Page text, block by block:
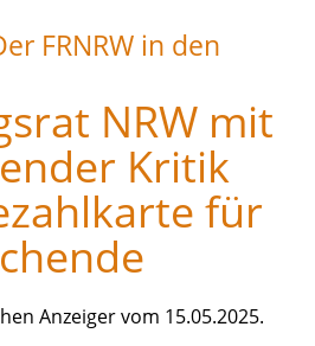
FRNRW in den
NRW mit
Kritik
für
Anzeiger vom 15.05.2025.